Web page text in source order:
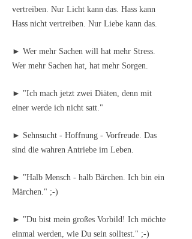
vertreiben. Nur Licht kann das. Hass kann
Hass nicht vertreiben. Nur Liebe kann das.
► Wer mehr Sachen will hat mehr Stress.
Wer mehr Sachen hat, hat mehr Sorgen.
► "Ich mach jetzt zwei Diäten, denn mit
einer werde ich nicht satt."
► Sehnsucht - Hoffnung - Vorfreude. Das
sind die wahren Antriebe im Leben.
► "Halb Mensch - halb Bärchen. Ich bin ein
Märchen." ;-)
► "Du bist mein großes Vorbild! Ich möchte
einmal werden, wie Du sein solltest." ;-)